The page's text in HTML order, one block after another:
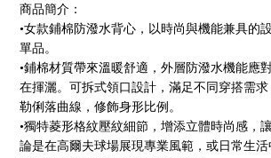
商品簡介：
•女款鋪棉防潑水背心，以時尚與機能兼具的
單品。
•鋪棉材質帶來溫暖舒適，外層防潑水機能應
在揮灑。可拆式領口設計，滿足不同穿搭需
勒俐落曲線，修飾身形比例。
•獨特菱形格紋壓紋細節，增添立體時尚感，
論是在高爾夫球場展現專業風範，或日常生活